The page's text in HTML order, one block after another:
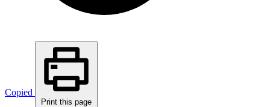
Copied
Print this page